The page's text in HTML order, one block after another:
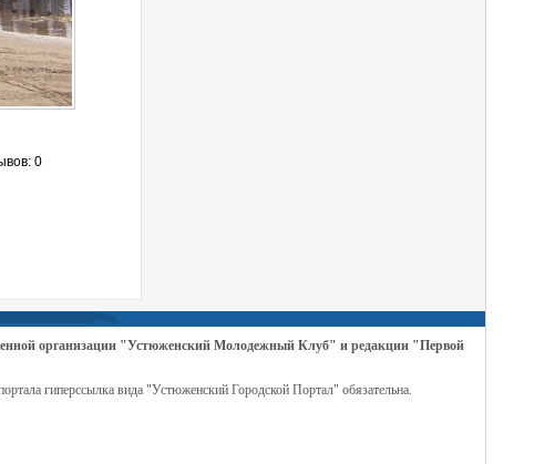
0
организации "Устюженский Молодежный Клуб" и редакции "Первой
гиперссылка вида "Устюженский Городской Портал" обязательна.